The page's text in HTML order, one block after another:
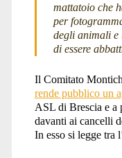
mattatoio che
per
degli animali e
di essere
Il Comitato
rende pubblico un
ASL di Brescia e a
davanti ai cancelli
In esso si legge tra